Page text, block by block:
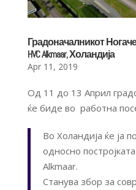
Градоначалникот
HVC Alkmaar, Холандија
Apr 11, 2019
Од 11 до 13 Април
ќе биде во работна
Во Холандија ќе ја
односно
Alkmaar.
Станува збор за